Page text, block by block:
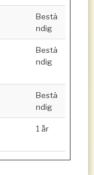
Bestä
ndig
Bestä
ndig
Bestä
ndig
1 år